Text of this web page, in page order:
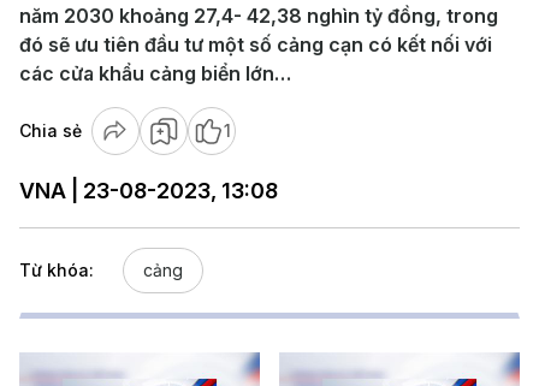
năm 2030 khoảng 27,4- 42,38 nghìn tỷ đồng, trong
đó sẽ ưu tiên đầu tư một số cảng cạn có kết nối với
các cửa khẩu cảng biển lớn…
Chia sẻ 1
VNA | 23-08-2023, 13:08
Từ khóa: cảng